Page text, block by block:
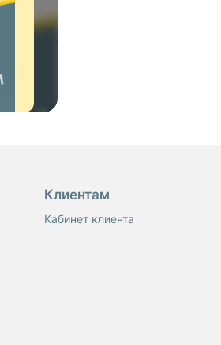
Клиентам
Кабинет клиента